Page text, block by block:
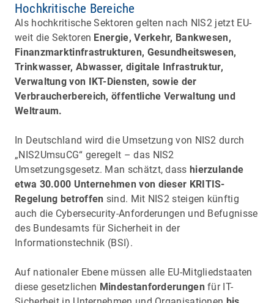
Hochkritische Bereiche
Als hochkritische Sektoren gelten nach NIS2 jetzt EU-
weit die Sektoren Energie, Verkehr, Bankwesen,
Finanzmarktinfrastrukturen, Gesundheitswesen,
Trinkwasser, Abwasser, digitale Infrastruktur,
Verwaltung von IKT-Diensten, sowie der
Verbraucherbereich, öffentliche Verwaltung und
Weltraum.
In Deutschland wird die Umsetzung von NIS2 durch
„NIS2UmsuCG“ geregelt – das NIS2
Umsetzungsgesetz. Man schätzt, dass hierzulande
etwa 30.000 Unternehmen von dieser KRITIS-
Regelung betroffen sind. Mit NIS2 steigen künftig
auch die Cybersecurity-Anforderungen und Befugnisse
des Bundesamts für Sicherheit in der
Informationstechnik (BSI).
Auf nationaler Ebene müssen alle EU-Mitgliedstaaten
diese gesetzlichen Mindestanforderungen für IT-